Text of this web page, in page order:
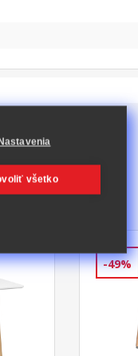
-49%
všetko